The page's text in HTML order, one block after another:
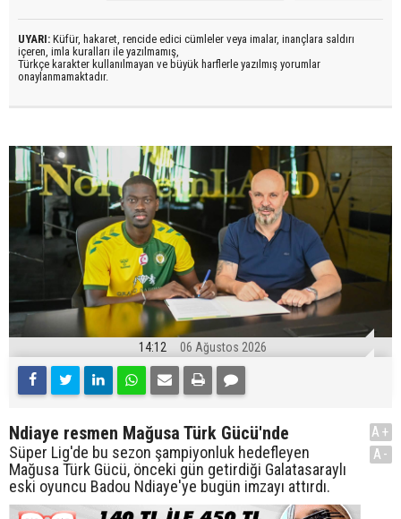
UYARI: Küfür, hakaret, rencide edici cümleler veya imalar, inançlara saldırı
içeren, imla kuralları ile yazılmamış,
Türkçe karakter kullanılmayan ve büyük harflerle yazılmış yorumlar
onaylanmamaktadır.
14:12 06 Ağustos 2026
Ndiaye resmen Mağusa Türk Gücü'nde
Süper Lig'de bu sezon şampiyonluk hedefleyen
Mağusa Türk Gücü, önceki gün getirdiği Galatasaraylı
eski oyuncu Badou Ndiaye'ye bugün imzayı attırdı.
A+
A-